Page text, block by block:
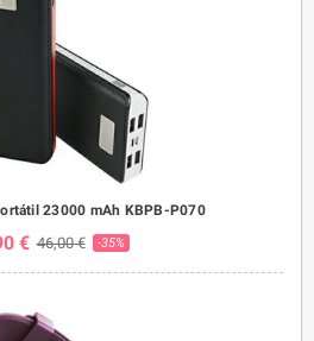
23000 mAh KBPB-P070
€ 46,00 € -35%